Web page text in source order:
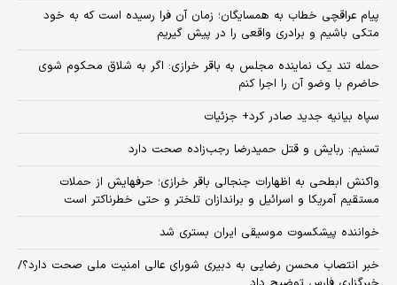
پیام عراقچی خطاب به همسایگان؛ زمان آن فرا رسیده است که به خود
متکی باشیم و برادری واقعی را در پیش گیریم
حمله تند یک نماینده مجلس به باقر خرازی: اگر به شلاق محکوم شوی
حاضرم با وضو آن را اجرا کنم
سپاه بیانیه جدید صادر کرد+ جزئیات
تسنیم: ربایش و قتل حمیدرضا رجب‌زاده صحت دارد
واکنش ابطحی به اظهارات جنجالی باقر خرازی؛ حرفهایش از حملات
مستقیم آمریکا و اسرائیل و براندازان تلختر و حتی خطرناکتر است
خواننده پیشکسوت موسیقی ایران بستری شد
خبر انتصاب محسن رضایی به دبیری شورای عالی امنیت ملی صحت دارد؟/